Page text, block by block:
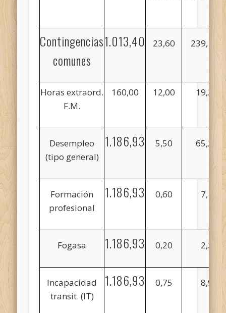
Contingencias
comunes
1.013,40 23,60 239,16
Horas extraord.
F.M.
160,00 12,00 19,20
Desempleo
(tipo general)
1.186,93 5,50 65,28
Formación
profesional
1.186,93 0,60 7,12
Fogasa 1.186,93 0,20 2,37
Incapacidad
transit. (IT)
1.186,93 0,75 8,90